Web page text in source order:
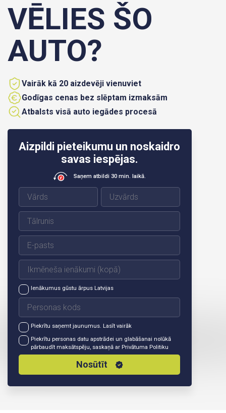
Aizpildi pieteikumu un noskaidro
savas iespējas.
Saņem atbildi 30 min. laikā.
Ienākumus gūstu ārpus Latvijas
Piekrītu saņemt jaunumus. Lasīt vairāk
Piekrītu personas datu apstrādei un glabāšanai nolūkā
pārbaudīt maksātspēju, saskaņā ar Privātuma Politiku
Nosūtīt
VĒLIES ŠO
AUTO?
Vairāk kā 20 aizdevēji vienuviet
Godīgas cenas bez slēptam izmaksām
Atbalsts visā auto iegādes procesā